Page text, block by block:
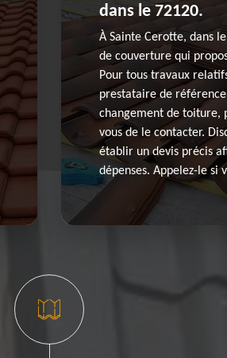
dans le 72120.
À Sainte Cerotte, dans
de couverture qui
Pour tous travaux
prestataire de
changement de toiture,
vous de le contacter.
établir un devis précis
dépenses. Appelez-le si